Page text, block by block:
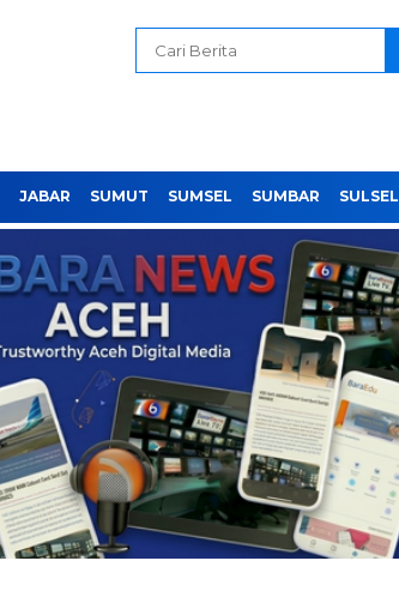
JABAR SUMUT SUMSEL SUMBAR SULSEL